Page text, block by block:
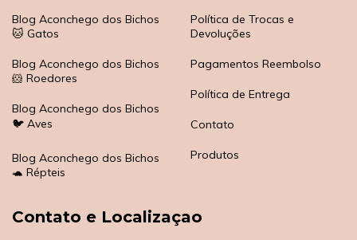
Blog Aconchego dos Bichos
🐱 Gatos
Blog Aconchego dos Bichos
🐹 Roedores
Blog Aconchego dos Bichos
🐦 Aves
Blog Aconchego dos Bichos
🐢 Répteis
Política de Trocas e
Devoluções
Pagamentos Reembolso
Política de Entrega
Contato
Produtos
Contato e Localizaçao